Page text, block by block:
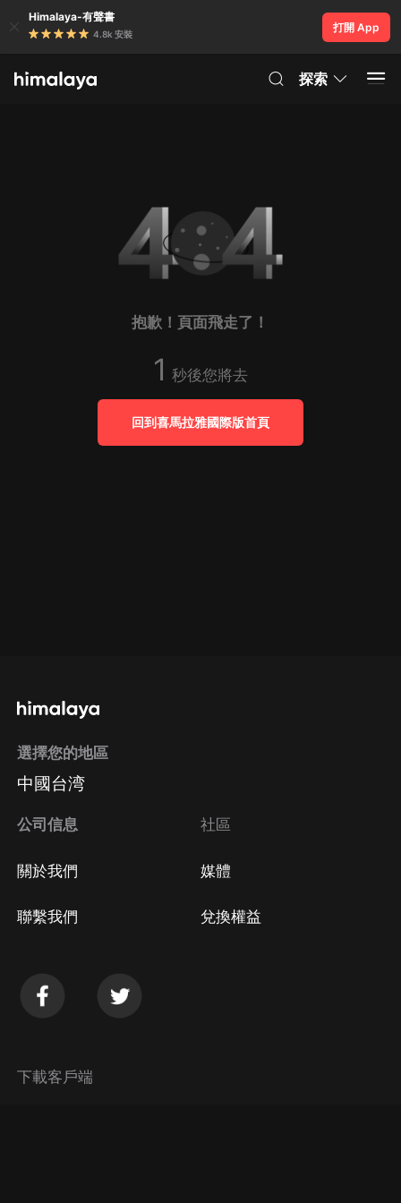
Himalaya-有聲書
4.8k 安裝
打開 App
探索
抱歉！頁面飛走了！
1 秒後您將去
回到喜馬拉雅國際版首頁
選擇您的地區
中國台湾
公司信息
關於我們
聯繫我們
社區
媒體
兌換權益
下載客戶端